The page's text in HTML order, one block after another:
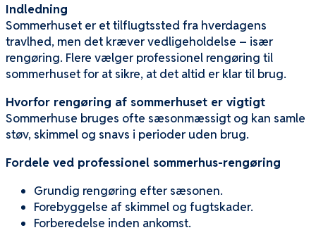
Indledning
Sommerhuset er et tilflugtssted fra hverdagens
travlhed, men det kræver vedligeholdelse – især
rengøring. Flere vælger professionel rengøring til
sommerhuset for at sikre, at det altid er klar til brug.
Hvorfor rengøring af sommerhuset er vigtigt
Sommerhuse bruges ofte sæsonmæssigt og kan samle
støv, skimmel og snavs i perioder uden brug.
Fordele ved professionel sommerhus-rengøring
Grundig rengøring efter sæsonen.
Forebyggelse af skimmel og fugtskader.
Forberedelse inden ankomst.